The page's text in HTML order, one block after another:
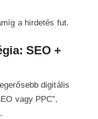
a hirdetés fut.
SEO +
digitális
vagy PPC”,